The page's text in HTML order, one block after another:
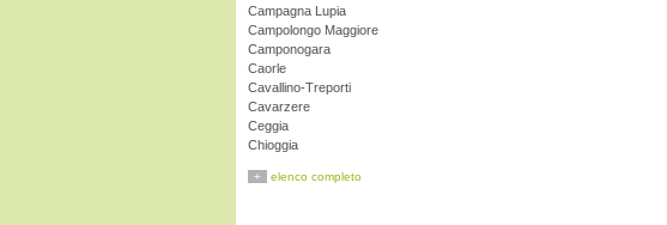
Campagna Lupia
Campolongo Maggiore
Camponogara
Caorle
Cavallino-Treporti
Cavarzere
Ceggia
Chioggia
Cona
+ elenco completo